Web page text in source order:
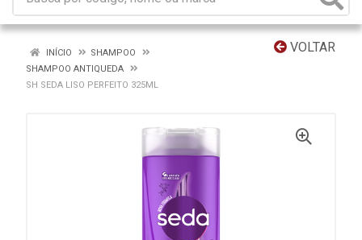
VOLTAR
INÍCIO
SHAMPOO
SHAMPOO ANTIQUEDA
SH SEDA LISO PERFEITO 325ML